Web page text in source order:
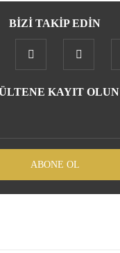
Gönder
BİZİ TAKİP EDİN
KAYIT OLUN
ABONE OL